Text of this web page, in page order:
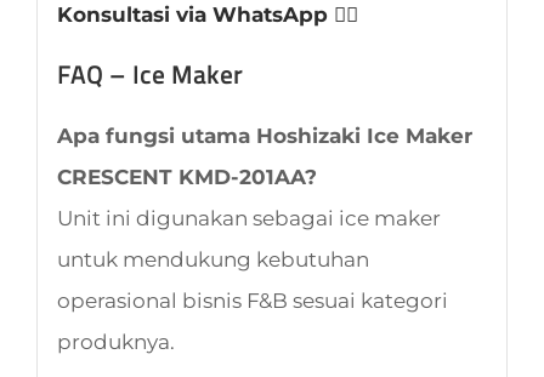
Konsultasi via WhatsApp 👈🏻
FAQ – Ice Maker
Apa fungsi utama Hoshizaki Ice Maker
CRESCENT KMD-201AA?
Unit ini digunakan sebagai ice maker
untuk mendukung kebutuhan
operasional bisnis F&B sesuai kategori
produknya.